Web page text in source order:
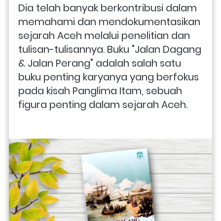
Dia telah banyak berkontribusi dalam
memahami dan mendokumentasikan
sejarah Aceh melalui penelitian dan
tulisan-tulisannya. Buku "Jalan Dagang
& Jalan Perang" adalah salah satu
buku penting karyanya yang berfokus
pada kisah Panglima Itam, sebuah
figura penting dalam sejarah Aceh.